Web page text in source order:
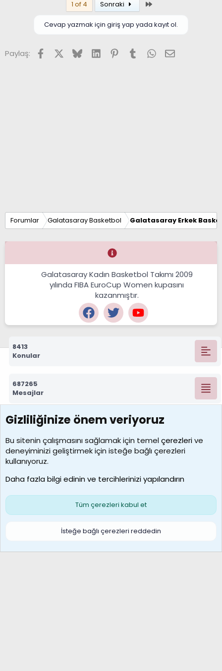
1 of 4 Sonraki
Cevap yazmak için giriş yap yada kayıt ol.
Paylaş: FacebookX (Twitter)
BlueskyLinkedInPinterest
TumblrWhatsApp
E-posta
Forumlar Galatasaray Basketbol Galatasaray Erkek
Galatasaray Kadın Basketbol Takımı 2009
yılında FIBA EuroCup Women kupasını
kazanmıştır.
8413
Konular
687265
Mesajlar
7388
Kullanıcılar
borabekirogluu
Son üye
Çerezler
S
Gizliliğinize önem veriyoruz
Bu sitenin çalışmasını sağlamak için temelçerezlerive
deneyiminizi geliştirmek için isteğe bağlı çerezleri
kullanıyoruz.
Daha fazla bilgi edinin ve tercihlerinizi yapılandırın
Tüm çerezleri kabul et
İsteğe bağlı çerezleri reddedin